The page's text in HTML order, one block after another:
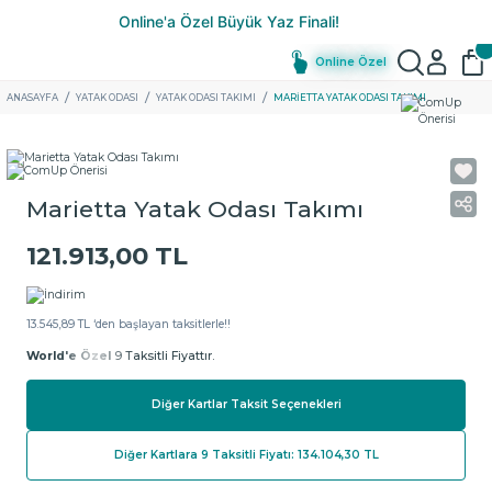
Online Özel
ANASAYFA YATAK ODASI YATAK ODASI TAKIMI MARIETTA YATAK ODASI TAKIMI
Marietta Yatak Odası Takımı
121.913,00 TL
13.545,89 TL ‘den başlayan taksitlerle!!
World'e Özel 9 Taksitli Fiyattır.
Diğer Kartlar Taksit Seçenekleri
Diğer Kartlara 9 Taksitli Fiyatı: 134.104,30 TL